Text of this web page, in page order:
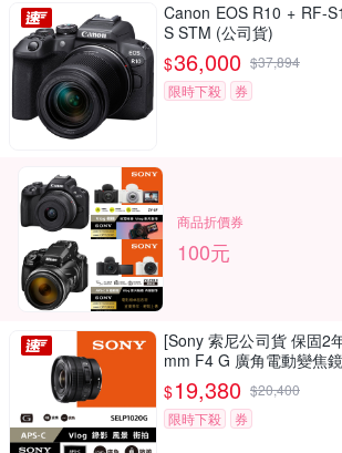
Canon EOS R10 + RF-
S STM (公司貨)
$36,000 $37,894
限時下殺
券
商品折價券
100元
[Sony 索尼公司貨 保固2
mm F4 G 廣角電動變焦
$19,380 $20,400
限時下殺
券